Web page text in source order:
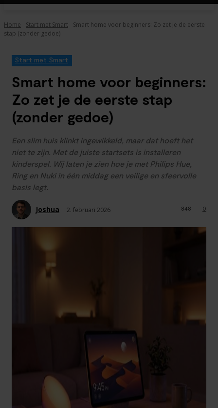
Home Start met Smart
Smart home voor beginners: Zo zet je de eerste
stap (zonder gedoe)
Start met Smart
Smart home voor beginners:
Zo zet je de eerste stap
(zonder gedoe)
Een slim huis klinkt ingewikkeld, maar dat hoeft het
niet te zijn. Met de juiste startsets is installeren
kinderspel. Wij laten je zien hoe je met Philips Hue,
Ring en Nuki in één middag een veilige en sfeervolle
basis legt.
Joshua 2. februari 2026 0
848